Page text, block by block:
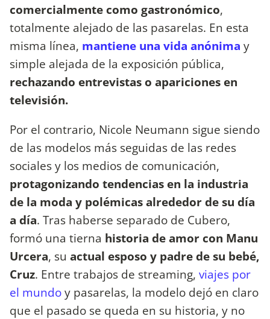
comercialmente como gastronómico,
totalmente alejado de las pasarelas. En esta
misma línea, mantiene una vida anónima y
simple alejada de la exposición pública,
rechazando entrevistas o apariciones en
televisión.
Por el contrario, Nicole Neumann sigue siendo
de las modelos más seguidas de las redes
sociales y los medios de comunicación,
protagonizando tendencias en la industria
de la moda y polémicas alrededor de su día
a día. Tras haberse separado de Cubero,
formó una tierna historia de amor con Manu
Urcera, su actual esposo y padre de su bebé,
Cruz. Entre trabajos de streaming, viajes por
el mundoy pasarelas, la modelo dejó en claro
que el pasado se queda en su historia, y no